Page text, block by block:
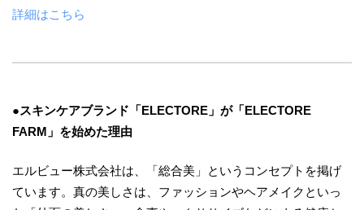
詳細はこちら
●スキンケアブランド「ELECTORE」が「ELECTORE
FARM」を始めた理由
エルビュー株式会社は、「総合美」というコンセプトを掲げ
ています。真の美しさは、ファッションやヘアメイクといっ